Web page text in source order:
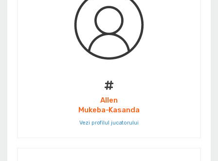
#
Allen
Mukeba-Kasanda
Vezi profilul jucatorului